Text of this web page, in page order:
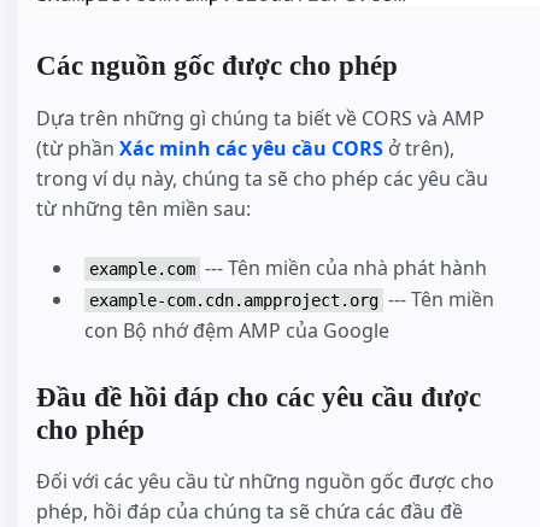
Các nguồn gốc được cho phép
Dựa trên những gì chúng ta biết về CORS và AMP
(từ phần Xác minh các yêu cầu CORS ở trên),
trong ví dụ này, chúng ta sẽ cho phép các yêu cầu
từ những tên miền sau:
example.com --- Tên miền của nhà phát hành
example-com.cdn.ampproject.org --- Tên miền
con Bộ nhớ đệm AMP của Google
Đầu đề hồi đáp cho các yêu cầu được
cho phép
Đối với các yêu cầu từ những nguồn gốc được cho
phép, hồi đáp của chúng ta sẽ chứa các đầu đề